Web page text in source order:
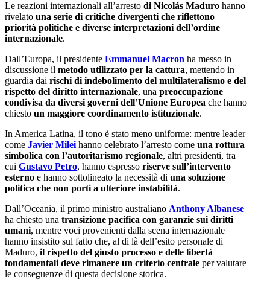
Le reazioni internazionali all’arresto di Nicolás Maduro hanno
rivelato una serie di critiche divergenti che riflettono
priorità politiche e diverse interpretazioni dell’ordine
internazionale.
Dall’Europa, il presidente Emmanuel Macron ha messo in
discussione il metodo utilizzato per la cattura, mettendo in
guardia dai rischi di indebolimento del multilateralismo e del
rispetto del diritto internazionale, una preoccupazione
condivisa da diversi governi dell’Unione Europea che hanno
chiesto un maggiore coordinamento istituzionale.
In America Latina, il tono è stato meno uniforme: mentre leader
come Javier Mileihanno celebrato l’arresto come una rottura
simbolica con l’autoritarismo regionale, altri presidenti, tra
cui Gustavo Petro, hanno espresso riserve sull’intervento
esterno e hanno sottolineato la necessità di una soluzione
politica che non porti a ulteriore instabilità.
Dall’Oceania, il primo ministro australiano Anthony Albanese
ha chiesto una transizione pacifica con garanzie sui diritti
umani, mentre voci provenienti dalla scena internazionale
hanno insistito sul fatto che, al di là dell’esito personale di
Maduro, il rispetto del giusto processo e delle libertà
fondamentali deve rimanere un criterio centrale per valutare
le conseguenze di questa decisione storica.